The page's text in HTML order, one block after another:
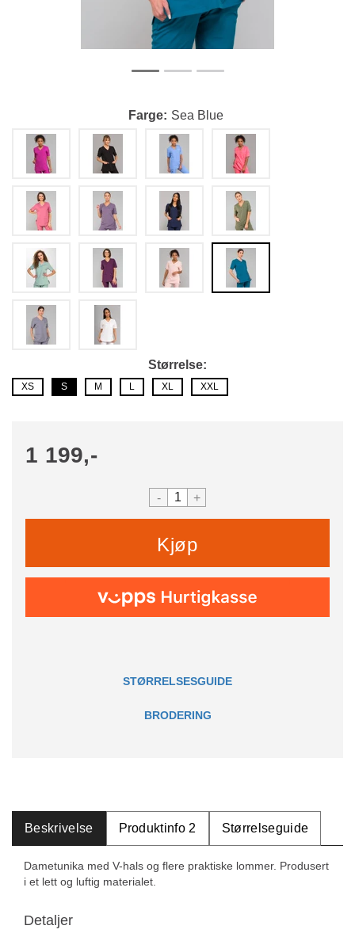
Farge Sea Blue
Størrelse
XS S M L XL XXL
1 199,-
- +
Kjøp
STØRRELSESGUIDE
BRODERING
Beskrivelse Produktinfo 2 Størrelseguide
Dametunika med V-hals og flere praktiske lommer. Produsert
i et lett og luftig materialet.
Detaljer